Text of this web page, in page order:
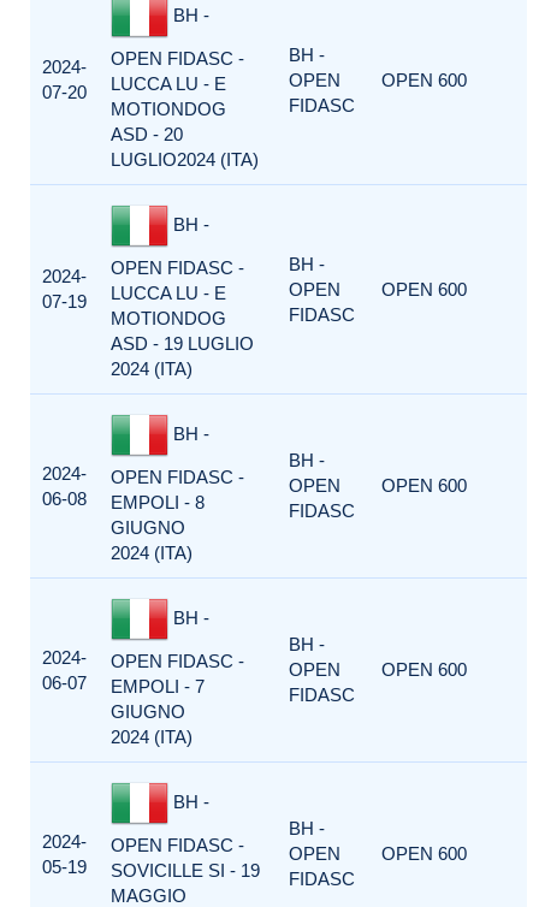
2024-
07-20
BH -
OPEN FIDASC -
LUCCA LU - E
MOTIONDOG
ASD - 20
LUGLIO2024 (ITA)
BH -
OPEN
FIDASC
OPEN 600
2024-
07-19
BH -
OPEN FIDASC -
LUCCA LU - E
MOTIONDOG
ASD - 19 LUGLIO
2024 (ITA)
BH -
OPEN
FIDASC
OPEN 600
2024-
06-08
BH -
OPEN FIDASC -
EMPOLI - 8
GIUGNO
2024 (ITA)
BH -
OPEN
FIDASC
OPEN 600
2024-
06-07
BH -
OPEN FIDASC -
EMPOLI - 7
GIUGNO
2024 (ITA)
BH -
OPEN
FIDASC
OPEN 600
2024-
05-19
BH -
OPEN FIDASC -
SOVICILLE SI - 19
MAGGIO
BH -
OPEN
FIDASC
OPEN 600